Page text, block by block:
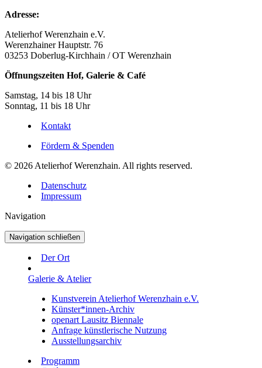
Adresse:
Atelierhof Werenzhain e.V.
Werenzhainer Hauptstr. 76
03253 Doberlug-Kirchhain / OT Werenzhain
Öffnungszeiten Hof, Galerie & Café
Samstag, 14 bis 18 Uhr
Sonntag, 11 bis 18 Uhr
Kontakt
Fördern & Spenden
© 2026 Atelierhof Werenzhain. All rights reserved.
Datenschutz
Impressum
Navigation
Navigation schließen
Der Ort
Galerie & Atelier
Kunstverein Atelierhof Werenzhain e.V.
Künster*innen-Archiv
openart Lausitz Biennale
Anfrage künstlerische Nutzung
Ausstellungsarchiv
Programm